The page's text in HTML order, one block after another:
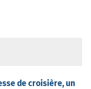
de croisière, un